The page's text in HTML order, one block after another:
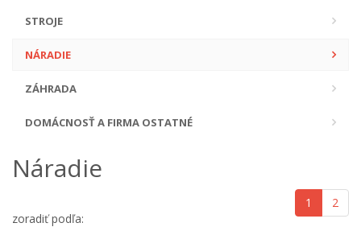
STROJE
NÁRADIE
ZÁHRADA
DOMÁCNOSŤ A FIRMA OSTATNÉ
Náradie
1
2
zoradiť podľa: